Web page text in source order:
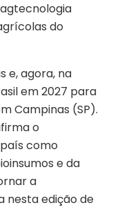
do
e, agora, na
em 2027 para
Campinas (SP).
o
como
e da
a
nesta edição de